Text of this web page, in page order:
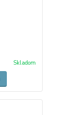
Skladom